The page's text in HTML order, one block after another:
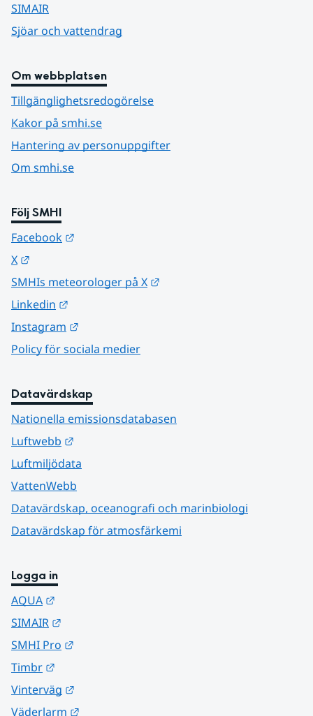
SIMAIR
Sjöar och vattendrag
Om webbplatsen
Tillgänglighetsredogörelse
Kakor på smhi.se
Hantering av personuppgifter
Om smhi.se
Följ SMHI
Facebook
X
SMHIs meteorologer på X
Linkedin
Instagram
Policy för sociala medier
Datavärdskap
Nationella emissionsdatabasen
Luftwebb
Luftmiljödata
VattenWebb
Datavärdskap, oceanografi och marinbiologi
Datavärdskap för atmosfärkemi
Logga in
AQUA
SIMAIR
SMHI Pro
Timbr
Vinterväg
Väderlarm